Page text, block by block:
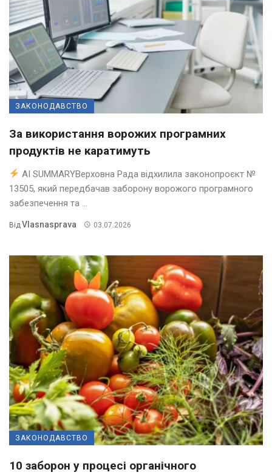
ЗАКОНОДАВСТВО
За використання ворожих програмних
продуктів не каратимуть
AI SUMMARYВерховна Рада відхилила законопроєкт №
13505, який передбачав заборону ворожого програмного
забезпечення та ...
Від Vlasnasprava 03.07.2026
ЗАКОНОДАВСТВО
10 заборон у процесі органічного